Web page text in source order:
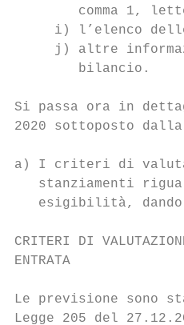
comma 1,
i) l’elenco
j) altre
        bilancio.
Si passa ora in
2020 sottoposto
a) I criteri di
stanziamenti
esigibilità,
CRITERI DI
ENTRATA
Le previsione sono
Legge 205 del